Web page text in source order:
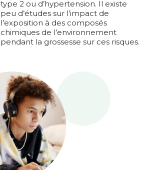
type 2 ou d’hypertension. Il existe
peu d’études sur l’impact de
l’exposition à des composés
chimiques de l’environnement
pendant la grossesse sur ces risques.